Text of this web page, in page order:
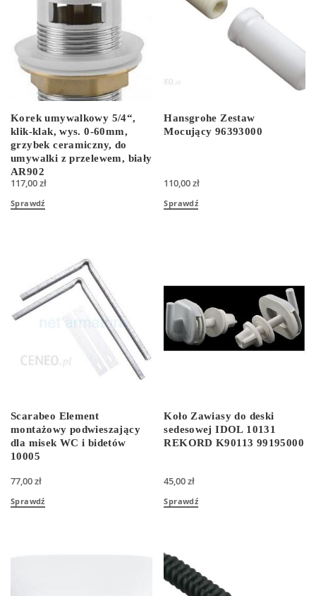
Korek umywalkowy 5/4“,
klik-klak, wys. 0-60mm,
grzybek ceramiczny, do
umywalki z przelewem, biały
AR902
117,00zł
Sprawdź
Hansgrohe Zestaw
Mocujący 96393000
110,00zł
Sprawdź
Scarabeo Element
montażowy podwieszający
dla misek WC i bidetów
10005
77,00zł
Sprawdź
Koło Zawiasy do deski
sedesowej IDOL 10131
REKORD K90113 99195000
45,00zł
Sprawdź